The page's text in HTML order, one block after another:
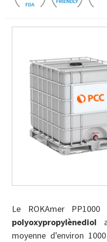
Le ROKAmer
polyoxypropylènediol
moyenne d'environ